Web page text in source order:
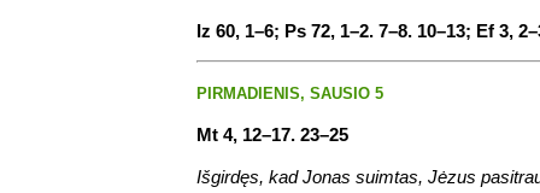
Iz 60, 1–6; Ps 72, 1–2. 7–8. 10–13; Ef 3,
PIRMADIENIS, SAUSIO 5
Mt 4, 12–17. 23–25
Išgirdęs, kad Jonas suimtas, Jėzus